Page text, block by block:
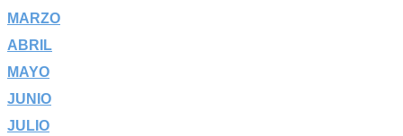
MARZO
ABRIL
MAYO
JUNIO
JULIO